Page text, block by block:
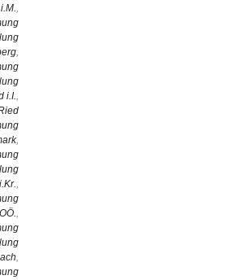
,
,
i.I.,
,
,
,
,